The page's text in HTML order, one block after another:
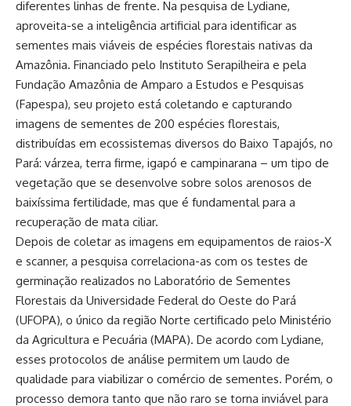
diferentes linhas de frente. Na pesquisa de Lydiane,
aproveita-se a inteligência artificial para identificar as
sementes mais viáveis de espécies florestais nativas da
Amazônia. Financiado pelo Instituto Serapilheira e pela
Fundação Amazônia de Amparo a Estudos e Pesquisas
(Fapespa), seu projeto está coletando e capturando
imagens de sementes de 200 espécies florestais,
distribuídas em ecossistemas diversos do Baixo Tapajós, no
Pará: várzea, terra firme, igapó e campinarana – um tipo de
vegetação que se desenvolve sobre solos arenosos de
baixíssima fertilidade, mas que é fundamental para a
recuperação de mata ciliar.
Depois de coletar as imagens em equipamentos de raios-X
e scanner, a pesquisa correlaciona-as com os testes de
germinação realizados no Laboratório de Sementes
Florestais da Universidade Federal do Oeste do Pará
(UFOPA), o único da região Norte certificado pelo Ministério
da Agricultura e Pecuária (MAPA). De acordo com Lydiane,
esses protocolos de análise permitem um laudo de
qualidade para viabilizar o comércio de sementes. Porém, o
processo demora tanto que não raro se torna inviável para